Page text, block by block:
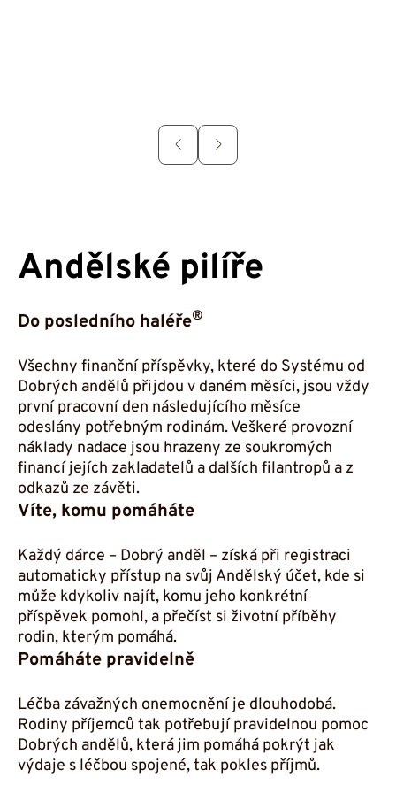
Andělské pilíře
Do posledního haléře®
Všechny finanční příspěvky, které do Systému od
Dobrých andělů přijdou v daném měsíci, jsou vždy
první pracovní den následujícího měsíce
odeslány potřebným rodinám. Veškeré provozní
náklady nadace jsou hrazeny ze soukromých
financí jejích zakladatelů a dalších filantropů a z
odkazů ze závěti.
Víte, komu pomáháte
Každý dárce –⁠⁠⁠⁠⁠⁠ Dobrý anděl –⁠⁠⁠⁠⁠⁠ získá při registraci
automaticky přístup na svůj Andělský účet, kde si
může kdykoliv najít, komu jeho konkrétní
příspěvek pomohl, a přečíst si životní příběhy
rodin, kterým pomáhá.
Pomáháte pravidelně
Léčba závažných onemocnění je dlouhodobá.
Rodiny příjemců tak potřebují pravidelnou pomoc
Dobrých andělů, která jim pomáhá pokrýt jak
výdaje s léčbou spojené, tak pokles příjmů.